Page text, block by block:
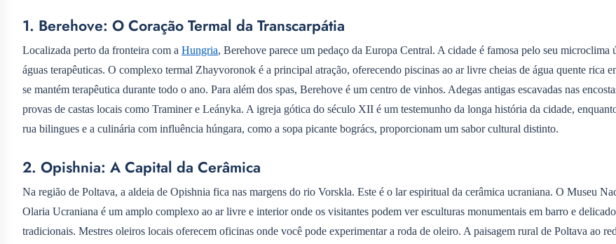
1. Berehove: O Coração Termal da Transcarpátia
Localizada perto da fronteira com a Hungria, Berehove parece um pedaço da Europa Central. A cidade é famosa pelo seu microclima
águas terapêuticas. O complexo termal Zhayvoronok é a principal atração, oferecendo piscinas ao ar livre cheias de água quente rica
se mantém terapêutica durante todo o ano. Para além dos spas, Berehove é um centro de vinhos. Adegas antigas escavadas nas
provas de castas locais como Traminer e Leányka. A igreja gótica do século XII é um testemunho da longa história da cidade,
rua bilingues e a culinária com influência húngara, como a sopa picante bogrács, proporcionam um sabor cultural distinto.
2. Opishnia: A Capital da Cerâmica
Na região de Poltava, a aldeia de Opishnia fica nas margens do rio Vorskla. Este é o lar espiritual da cerâmica ucraniana. O Museu
Olaria Ucraniana é um amplo complexo ao ar livre e interior onde os visitantes podem ver esculturas monumentais em barro e
tradicionais. Mestres oleiros locais oferecem oficinas onde você pode experimentar a roda de oleiro. A paisagem rural de Poltava ao